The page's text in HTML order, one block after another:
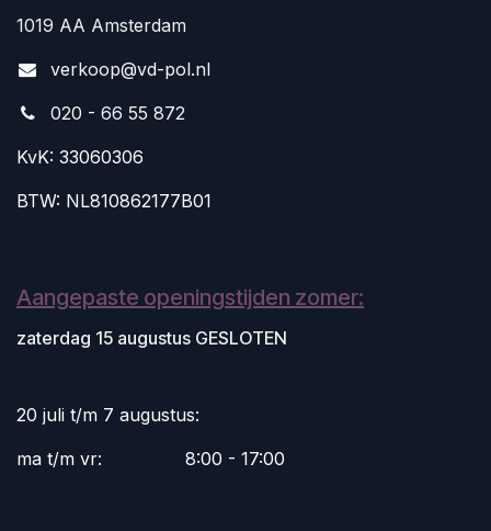
1019 AA Amsterdam
verkoop@vd-pol.nl
020 - 66 55 872
KvK: 33060306
BTW: NL810862177B01
Aangepaste openingstijden zomer:
zaterdag 15 augustus GESLOTEN
20 juli t/m 7 augustus:
ma t/m vr:
​8:00 - 17:00